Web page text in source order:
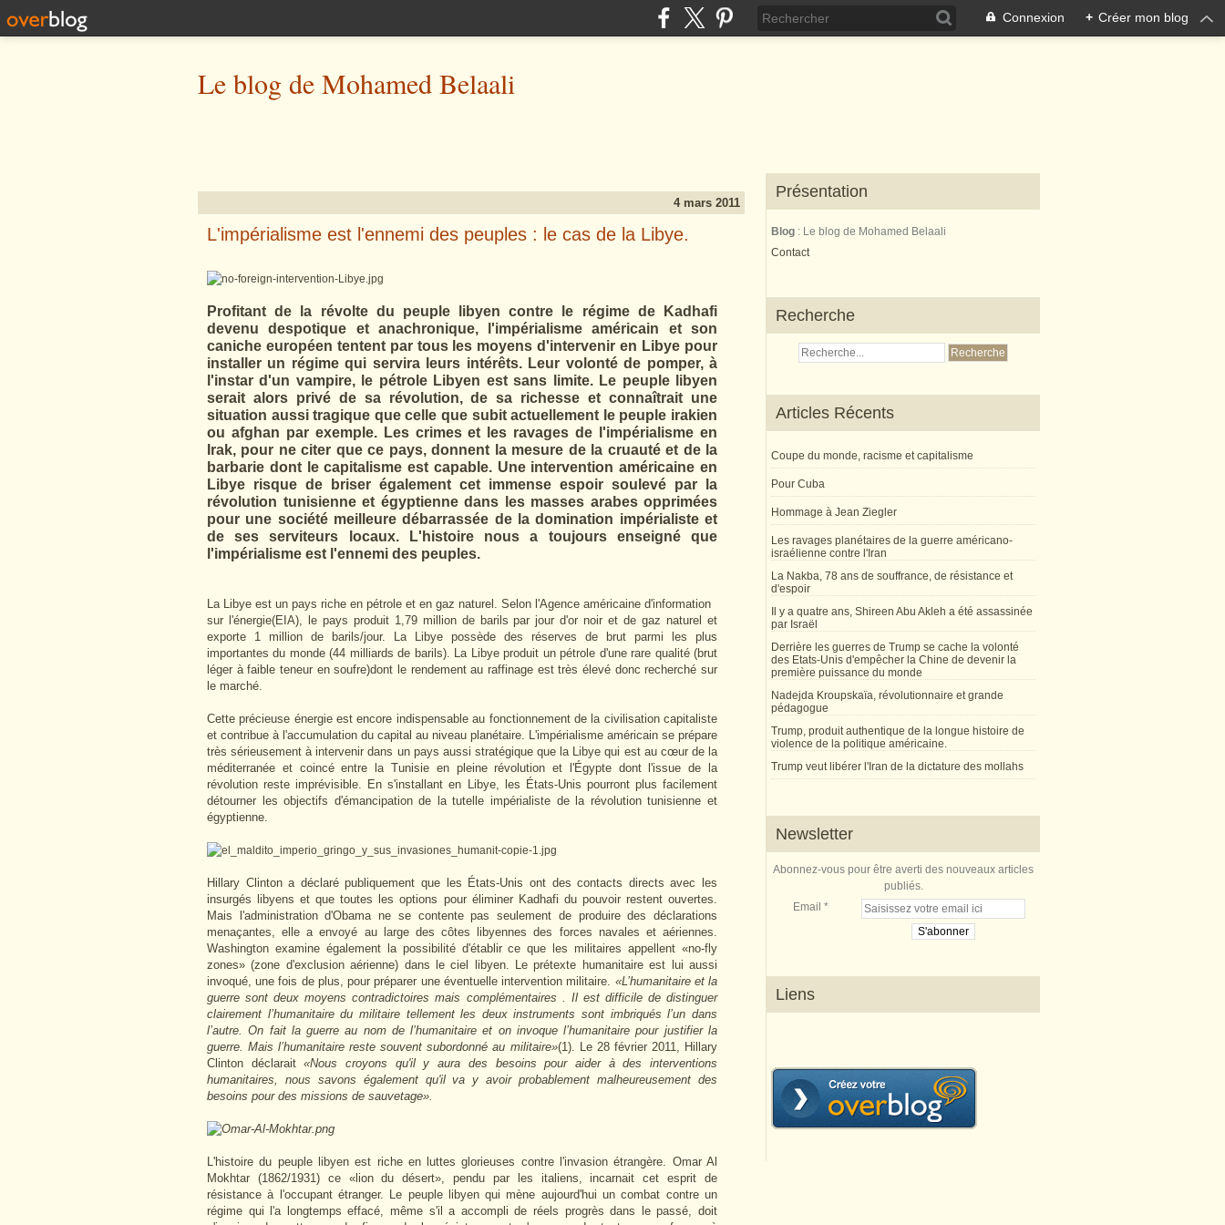
Connexion + Créer mon blog
Le blog de Mohamed Belaali
4 mars 2011
L'impérialisme est l'ennemi des peuples : le cas de la Libye.
Profitant de la révolte du peuple libyen contre le régime de Kadhafi
devenu despotique et anachronique, l'impérialisme américain et son
caniche européen tentent par tous les moyens d'intervenir en Libye pour
installer un régime qui servira leurs intérêts. Leur volonté de pomper, à
l'instar d'un vampire, le pétrole Libyen est sans limite. Le peuple libyen
serait alors privé de sa révolution, de sa richesse et connaîtrait une
situation aussi tragique que celle que subit actuellement le peuple irakien
ou afghan par exemple. Les crimes et les ravages de l'impérialisme en
Irak, pour ne citer que ce pays, donnent la mesure de la cruauté et de la
barbarie dont le capitalisme est capable. Une intervention américaine en
Libye risque de briser également cet immense espoir soulevé par la
révolution tunisienne et égyptienne dans les masses arabes opprimées
pour une société meilleure débarrassée de la domination impérialiste et
de ses serviteurs locaux. L'histoire nous a toujours enseigné que
l'impérialisme est l'ennemi des peuples.
La Libye est un pays riche en pétrole et en gaz naturel. Selon l'Agence américaine d'information
sur l'énergie(EIA), le pays produit 1,79 million de barils par jour d'or noir et de gaz naturel et
exporte 1 million de barils/jour. La Libye possède des réserves de brut parmi les plus
importantes du monde (44 milliards de barils). La Libye produit un pétrole d'une rare qualité (brut
léger à faible teneur en soufre)dont le rendement au raffinage est très élevé donc recherché sur
le marché.
Cette précieuse énergie est encore indispensable au fonctionnement de la civilisation capitaliste
et contribue à l'accumulation du capital au niveau planétaire. L'impérialisme américain se prépare
très sérieusement à intervenir dans un pays aussi stratégique que la Libye qui est au cœur de la
méditerranée et coincé entre la Tunisie en pleine révolution et l'Égypte dont l'issue de la
révolution reste imprévisible. En s'installant en Libye, les États-Unis pourront plus facilement
détourner les objectifs d'émancipation de la tutelle impérialiste de la révolution tunisienne et
égyptienne.
Hillary Clinton a déclaré publiquement que les États-Unis ont des contacts directs avec les
insurgés libyens et que toutes les options pour éliminer Kadhafi du pouvoir restent ouvertes.
Mais l'administration d'Obama ne se contente pas seulement de produire des déclarations
menaçantes, elle a envoyé au large des côtes libyennes des forces navales et aériennes.
Washington examine également la possibilité d'établir ce que les militaires appellent «no-fly
zones» (zone d'exclusion aérienne) dans le ciel libyen. Le prétexte humanitaire est lui aussi
invoqué, une fois de plus, pour préparer une éventuelle intervention militaire. «L’humanitaire et la
guerre sont deux moyens contradictoires mais complémentaires . Il est difficile de distinguer
clairement l’humanitaire du militaire tellement les deux instruments sont imbriqués l’un dans
l’autre. On fait la guerre au nom de l’humanitaire et on invoque l’humanitaire pour justifier la
guerre. Mais l’humanitaire reste souvent subordonné au militaire»(1). Le 28 février 2011, Hillary
Clinton déclarait«Nous croyons qu'il y aura des besoins pour aider à des interventions
humanitaires, nous savons également qu'il va y avoir probablement malheureusement des
besoins pour des missions de sauvetage».
L'histoire du peuple libyen est riche en luttes glorieuses contre l'invasion étrangère. Omar Al
Mokhtar (1862/1931) ce «lion du désert», pendu par les italiens, incarnait cet esprit de
résistance à l'occupant étranger. Le peuple libyen qui mène aujourd'hui un combat contre un
régime qui l'a longtemps effacé, même s'il a accompli de réels progrès dans le passé, doit
Présentation
Blog : Le blog de Mohamed Belaali
Contact
Recherche
Articles Récents
Coupe du monde, racisme et capitalisme
Pour Cuba
Hommage à Jean Ziegler
Les ravages planétaires de la guerre américano-
israélienne contre l'Iran
La Nakba, 78 ans de souffrance, de résistance et
d'espoir
Il y a quatre ans, Shireen Abu Akleh a été assassinée
par Israël
Derrière les guerres de Trump se cache la volonté
des Etats-Unis d'empêcher la Chine de devenir la
première puissance du monde
Nadejda Kroupskaïa, révolutionnaire et grande
pédagogue
Trump, produit authentique de la longue histoire de
violence de la politique américaine.
Trump veut libérer l'Iran de la dictature des mollahs
Newsletter
Abonnez-vous pour être averti des nouveaux articles
publiés.
Email
Liens